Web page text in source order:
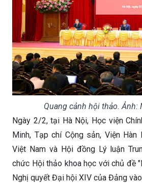
Quang cảnh hội thảo. Ảnh:
Ngày 2/2, tại Hà Nội, Học viện
Minh, Tạp chí Cộng sản, Viện Hàn
Việt Nam và Hội đồng Lý luận
chức Hội thảo khoa học với chủ đề
Nghị quyết Đại hội XIV của Đảng